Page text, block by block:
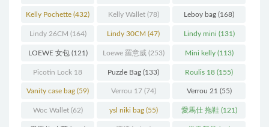
Kelly Pochette (432) Kelly Wallet(78) Leboy bag (168)
Lindy 26CM (164) Lindy 30CM (47) Lindy mini (131)
LOEWE 女包(121) Loewe 羅意威(253) Mini kelly(113)
Picotin Lock 18
(202)
Puzzle Bag (133) Roulis 18 (155)
Vanity case bag (59) Verrou 17(74) Verrou 21 (55)
Woc Wallet(62) ysl niki bag(55) 愛馬仕 拖鞋(121)